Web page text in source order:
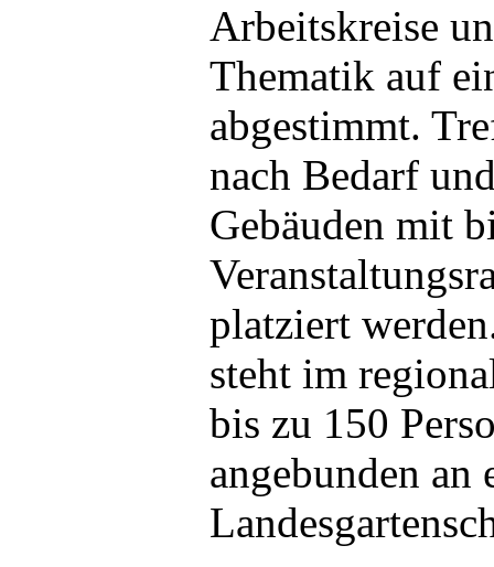
Arbeitskreise
Thematik auf
abgestimmt.
nach Bedarf
Gebäuden mit
platziert
steht im
bis zu 150
angebunden